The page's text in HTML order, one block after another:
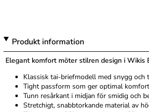
Produkt information
Elegant komfort möter stilren design i Wikis
Klassisk tai-briefmodell med snygg och
Tight passform som ger optimal
Tunn resårkant i midjan för smidig och
Stretchigt, snabbtorkande material av